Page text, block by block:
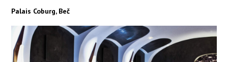
Palais Coburg, Beč